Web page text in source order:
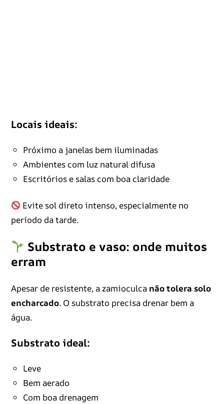
Locais ideais:
Próximo a janelas bem iluminadas
Ambientes com luz natural difusa
Escritórios e salas com boa claridade
Evite sol direto intenso, especialmente no
período da tarde.
Substrato e vaso: onde muitos
erram
Apesar de resistente, a zamioculca não tolera solo
encharcado. O substrato precisa drenar bem a
água.
Substrato ideal:
Leve
Bem aerado
Com boa drenagem